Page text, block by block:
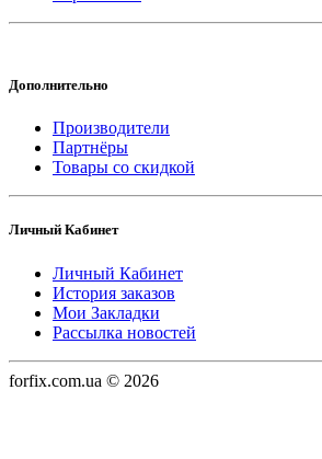
Дополнительно
Производители
Партнёры
Товары со скидкой
Личный Кабинет
Личный Кабинет
История заказов
Мои Закладки
Рассылка новостей
forfix.com.ua © 2026